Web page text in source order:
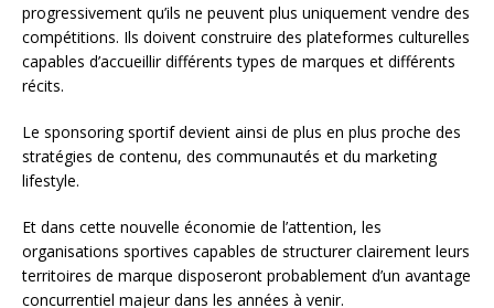
progressivement qu’ils ne peuvent plus uniquement vendre des
compétitions. Ils doivent construire des plateformes culturelles
capables d’accueillir différents types de marques et différents
récits.
Le sponsoring sportif devient ainsi de plus en plus proche des
stratégies de contenu, des communautés et du marketing
lifestyle.
Et dans cette nouvelle économie de l’attention, les
organisations sportives capables de structurer clairement leurs
territoires de marque disposeront probablement d’un avantage
concurrentiel majeur dans les années à venir.